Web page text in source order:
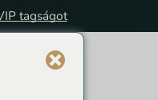
tagságot